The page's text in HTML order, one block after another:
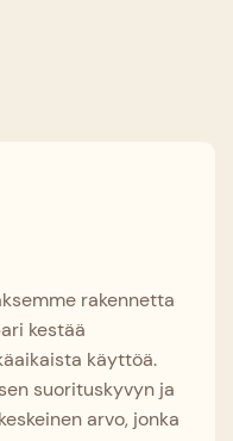
rakennetta
kestää
käyttöä.
suorituskyvyn ja
arvo, jonka